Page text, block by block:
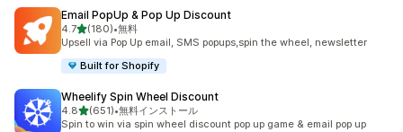
Email PopUp & Pop Up Discount
4.75つ星中
(180)
合計レビュー数：180件
•無料
Upsell via Pop Up email, SMS popups,spin the wheel, newsletter
Built for Shopify
Wheelify Spin Wheel Discount
4.85つ星中
(651)
合計レビュー数：651件
•無料インストール
Spin to win via spin wheel discount pop up game & email pop up